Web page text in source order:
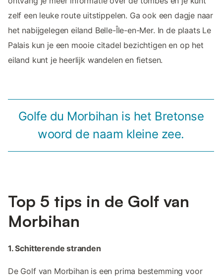
zelf een leuke route uitstippelen. Ga ook een dagje naar
het nabijgelegen eiland Belle-Île-en-Mer. In de plaats Le
Palais kun je een mooie citadel bezichtigen en op het
eiland kunt je heerlijk wandelen en fietsen.
Golfe du Morbihan is het Bretonse
woord de naam kleine zee.
Top 5 tips in de Golf van
Morbihan
1. Schitterende stranden
De Golf van Morbihan is een prima bestemming voor